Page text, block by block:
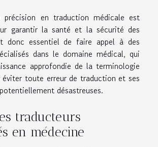
précision en traduction médicale est
garantir la santé et la sécurité des
donc essentiel de faire appel à des
dans le domaine médical, qui
approfondie de la terminologie
éviter toute erreur de traduction et ses
désastreuses.
traducteurs
en médecine